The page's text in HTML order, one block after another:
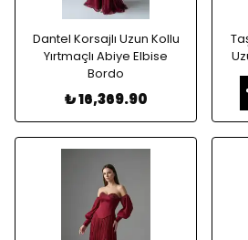
Dantel Korsajlı Uzun Kollu
Yırtmaçlı Abiye Elbise
Bordo
₺ 16,369.90